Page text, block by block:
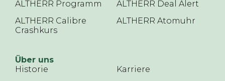
ALTHERR Programm
ALTHERR Deal Alert
ALTHERR Calibre
Crashkurs
ALTHERR Atomuhr
Über uns
Historie
Karriere